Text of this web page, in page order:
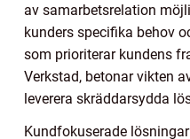
av samarbetsrelation
kunders specifika behov
som prioriterar kundens
Verkstad, betonar vikten
leverera skräddarsydda
Kundfokuserade